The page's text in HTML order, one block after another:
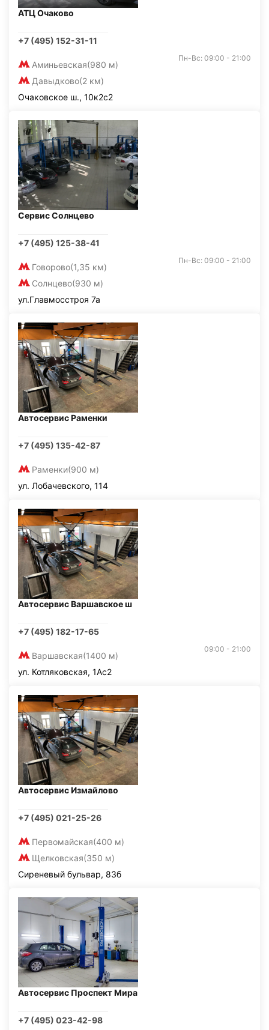
АТЦ Очаково
+7 (495) 152-31-11
Аминьевская(980 м)
Давыдково(2 км)
Пн-Вс: 09:00 - 21:00
Очаковское ш., 10к2с2
Сервис Солнцево
+7 (495) 125-38-41
Говорово(1,35 км)
Солнцево(930 м)
Пн-Вс: 09:00 - 21:00
ул.Главмосстроя 7а
Автосервис Раменки
+7 (495) 135-42-87
Раменки(900 м)
ул. Лобачевского, 114
Автосервис Варшавское ш
+7 (495) 182-17-65
Варшавская(1400 м)
09:00 - 21:00
ул. Котляковская, 1Ас2
Автосервис Измайлово
+7 (495) 021-25-26
Первомайская(400 м)
Щелковская(350 м)
Сиреневый бульвар, 83б
Автосервис Проспект Мира
+7 (495) 023-42-98